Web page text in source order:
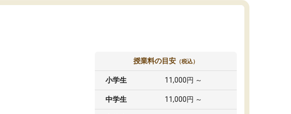
授業料の目安 （税込）
小学生 11,000円 ～
中学生 11,000円 ～